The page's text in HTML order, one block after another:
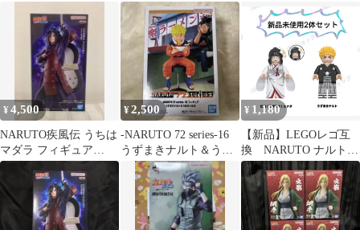
PIECE 1巻 セット 少年
漫画
ビちびぐるみ 奈良シ
カマル
¥4,500
NARUTO疾風伝 うちは
マダラ フィギュア
GiGO限定
¥2,500
-NARUTO 72 series-16
うずまきナルト＆うみ
のイルカ
¥ 1,180
【新品】LEGOレゴ互
換 NARUTO ナルト
ミニフィグ人形セット
日向ヒナタ&うずまき
ナルト 結婚式